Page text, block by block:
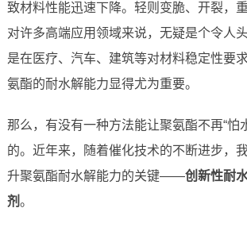
致材料性能迅速下降。轻则变脆、开裂，
对许多高端应用领域来说，无疑是个令人
是在医疗、汽车、建筑等对材料稳定性要
氨酯的耐水解能力显得尤为重要。
那么，有没有一种方法能让聚氨酯不再“怕
的。近年来，随着催化技术的不断进步，
升聚氨酯耐水解能力的关键——创新性耐
剂。